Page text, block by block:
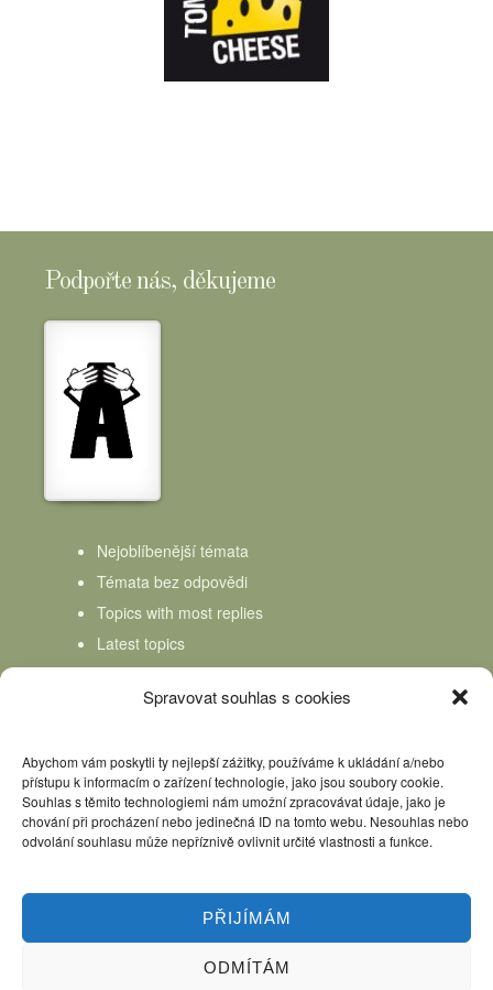
Spravovat souhlas s cookies
Abychom vám poskytli ty nejlepší zážitky, používáme k ukládání a/nebo
přístupu k informacím o zařízení technologie, jako jsou soubory cookie.
Souhlas s těmito technologiemi nám umožní zpracovávat údaje, jako je
chování při procházení nebo jedinečná ID na tomto webu. Nesouhlas nebo
odvolání souhlasu může nepříznivě ovlivnit určité vlastnosti a funkce.
PŘIJÍMÁM
ODMÍTÁM
Podpořte nás, děkujeme
Nejoblíbenější témata
Témata bez odpovědi
Topics with most replies
Latest topics
Topics Freshness